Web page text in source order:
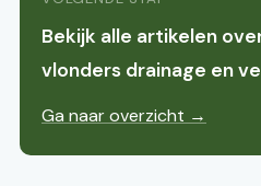
Bekijk alle artikelen
vlonders drainage en
Ga naar overzicht →